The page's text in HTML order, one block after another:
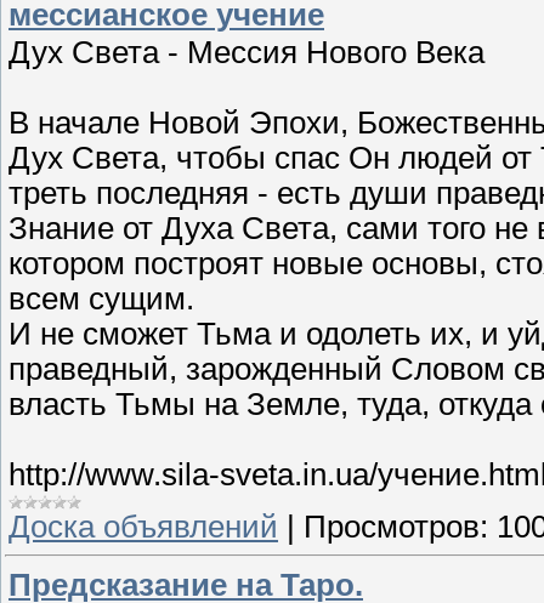
мессианское учение
Дух Света - Мессия Нового Века
В начале Новой Эпохи,
Дух Света, чтобы спас Он людей от
треть последняя - есть души
Знание от Духа Света, сами того
котором построят новые основы,
всем сущим.
И не сможет Тьма и одолеть их, и
праведный, зарожденный Словом
власть Тьмы на Земле, туда, откуда
http://www.sila-sveta.in.ua/
Доска объявлений
Просмотров:
Предсказание на Таро.